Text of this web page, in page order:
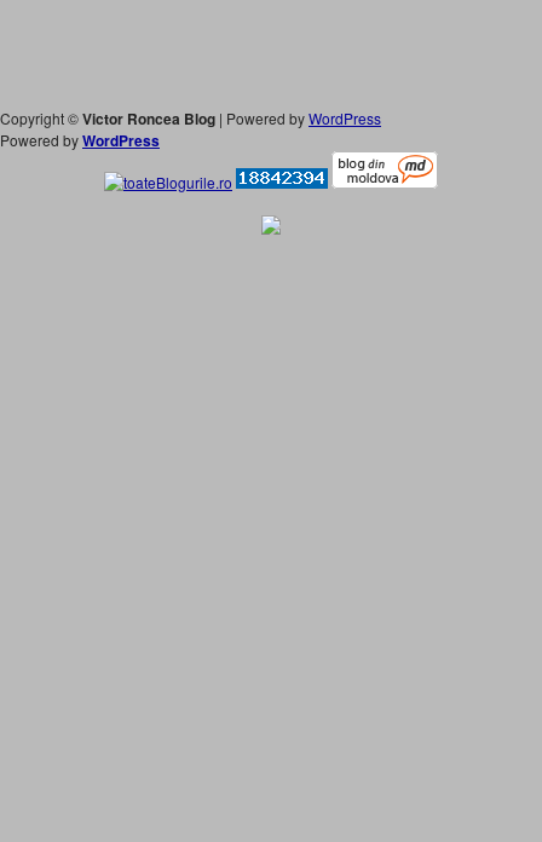
Copyright ©Victor Roncea Blog | Powered byWordPress
Powered byWordPress